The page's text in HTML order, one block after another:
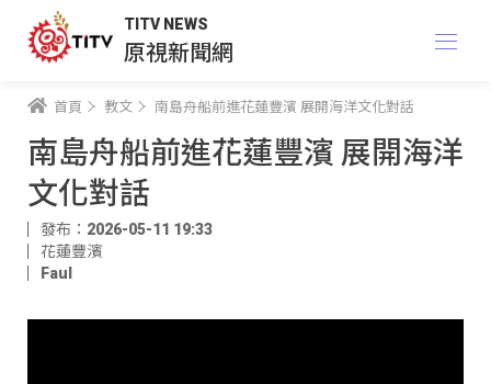
TITV NEWS
原視新聞網
首頁 教文 南島舟船前進花蓮豐濱 展開海洋文化對話
南島舟船前進花蓮豐濱 展開海洋
文化對話
發布：2026-05-11 19:33
花蓮豐濱
Faul